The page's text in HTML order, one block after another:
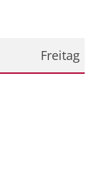
Freitag